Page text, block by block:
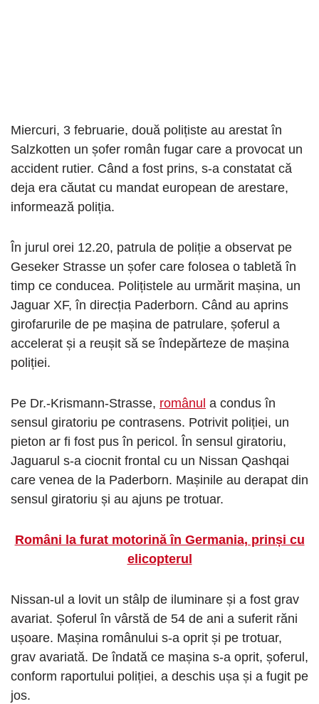
Miercuri, 3 februarie, două polițiste au arestat în
Salzkotten un șofer român fugar care a provocat un
accident rutier. Când a fost prins, s-a constatat că
deja era căutat cu mandat european de arestare,
informează poliția.
În jurul orei 12.20, patrula de poliție a observat pe
Geseker Strasse un șofer care folosea o tabletă în
timp ce conducea. Polițistele au urmărit mașina, un
Jaguar XF, în direcția Paderborn. Când au aprins
girofarurile de pe mașina de patrulare, șoferul a
accelerat și a reușit să se îndepărteze de mașina
poliției.
Pe Dr.-Krismann-Strasse, românul a condus în
sensul giratoriu pe contrasens. Potrivit poliției, un
pieton ar fi fost pus în pericol. În sensul giratoriu,
Jaguarul s-a ciocnit frontal cu un Nissan Qashqai
care venea de la Paderborn. Mașinile au derapat din
sensul giratoriu și au ajuns pe trotuar.
Români la furat motorină în Germania, prinși cu
elicopterul
Nissan-ul a lovit un stâlp de iluminare și a fost grav
avariat. Șoferul în vârstă de 54 de ani a suferit răni
ușoare. Mașina românului s-a oprit și pe trotuar,
grav avariată. De îndată ce mașina s-a oprit, șoferul,
conform raportului poliției, a deschis ușa și a fugit pe
jos.